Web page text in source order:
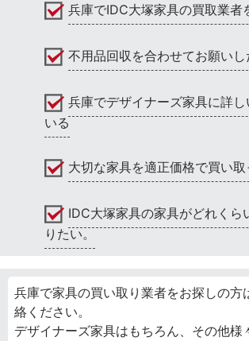
兵庫でIDC大塚家具の買取業者
不用品回収を合わせてお願いし
兵庫でデザイナーズ家具に詳
いる
大切な家具を適正価格で買い
IDC大塚家具の家具がどれくら
りたい。
兵庫で家具の買い取り業者をお探しの方
絡ください。
デザイナーズ家具はもちろん、その他様